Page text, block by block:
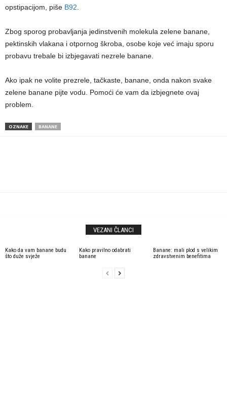
opstipacijom, piše B92.
Zbog sporog probavljanja jedinstvenih molekula zelene banane,
pektinskih vlakana i otpornog škroba, osobe koje već imaju sporu
probavu trebale bi izbjegavati nezrele banane.
Ako ipak ne volite prezrele, tačkaste, banane, onda nakon svake
zelene banane pijte vodu. Pomoći će vam da izbjegnete ovaj
problem.
OZNAKE BANANE
VEZANI ČLANCI
Kako da vam banane budu
što duže svježe
Kako pravilno odabrati
banane
Banane: mali plod s velikim
zdravstvenim benefitima